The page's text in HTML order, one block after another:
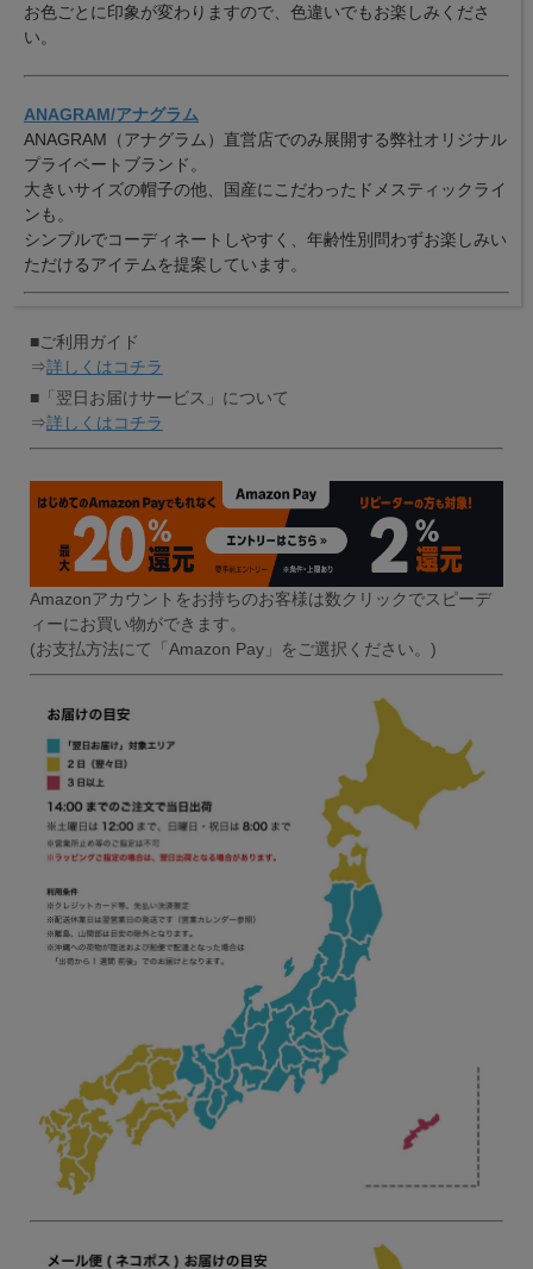
お色ごとに印象が変わりますので、色違いでもお楽しみくださ
い。
ANAGRAM/アナグラム
ANAGRAM（アナグラム）直営店でのみ展開する弊社オリジナル
プライベートブランド。
大きいサイズの帽子の他、国産にこだわったドメスティックライ
ンも。
シンプルでコーディネートしやすく、年齢性別問わずお楽しみい
ただけるアイテムを提案しています。
■ご利用ガイド
⇒詳しくはコチラ
■「翌日お届けサービス」について
⇒詳しくはコチラ
Amazonアカウントをお持ちのお客様は数クリックでスピーデ
ィーにお買い物ができます。
(お支払方法にて「Amazon Pay」をご選択ください。)